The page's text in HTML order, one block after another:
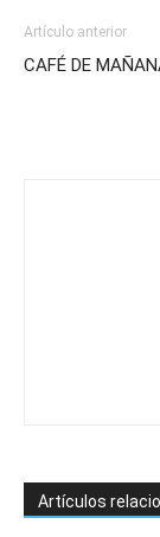
Artículo anterior
CAFÉ DE
Artículos